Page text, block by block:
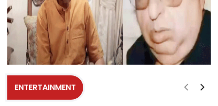
ENTERTAINMENT